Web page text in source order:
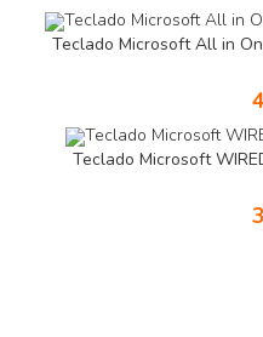
Teclado Microsoft All in
Teclado Microsoft